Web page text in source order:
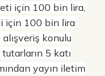
için 100 bin lira,
için 100 bin lira
konulu
5 katı
yayın iletim